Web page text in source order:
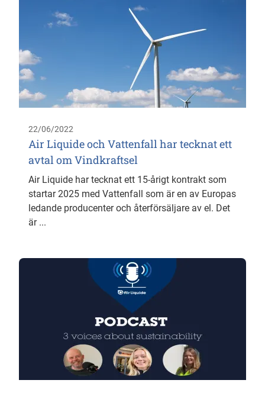
22/06/2022
Air Liquide och Vattenfall har tecknat ett
avtal om Vindkraftsel
Air Liquide har tecknat ett 15-årigt kontrakt som
startar 2025 med Vattenfall som är en av Europas
ledande producenter och återförsäljare av el. Det
är ...